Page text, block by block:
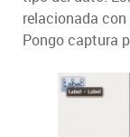
relacionada
Pongo captura